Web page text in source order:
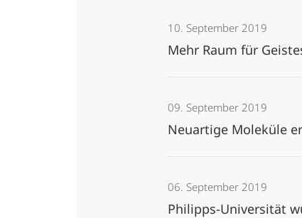
10. September 2019
Mehr Raum für
09. September 2019
Neuartige Moleküle
06. September 2019
Philipps-Universität